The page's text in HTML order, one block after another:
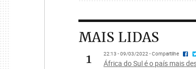
MAIS LIDAS
1
22:13 - 09/03/2022 - Compartilhe
África do Sul é o país mais